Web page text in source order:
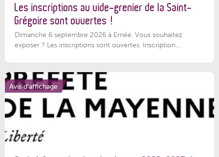
Les inscriptions au vide-grenier de la Saint-
Grégoire sont ouvertes !
Dimanche 6 septembre 2026 à Ernée. Vous souhaitez
exposer ? Les inscriptions sont ouvertes. Inscription...
Avis d'affichage